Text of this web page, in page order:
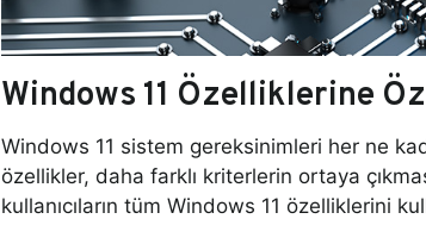
Windows 11 Özelliklerine
Windows 11 sistem gereksinimleri her ne
özellikler, daha farklı kriterlerin ortaya
kullanıcıların tüm Windows 11 özelliklerini